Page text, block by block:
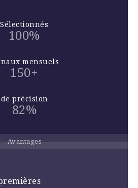
Sélectionnés
100%
mensuels
150+
de précision
82%
Avantages